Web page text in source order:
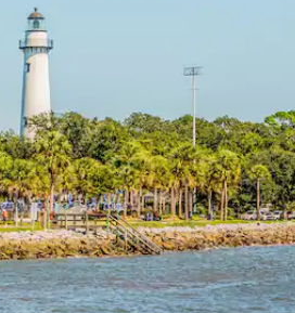
omhoog en omlaag, óf door te